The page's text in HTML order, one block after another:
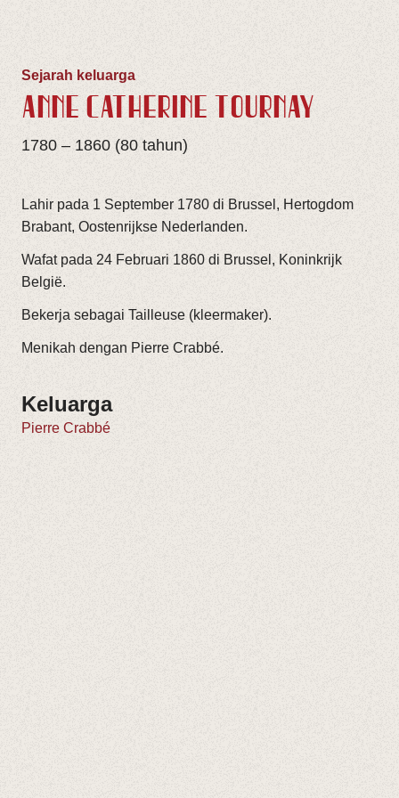
Sejarah keluarga
ANNE CATHÈRINE TOURNAY
1780 – 1860 (80 tahun)
Lahir pada 1 September 1780 di Brussel, Hertogdom
Brabant, Oostenrijkse Nederlanden.
Wafat pada 24 Februari 1860 di Brussel, Koninkrijk
België.
Bekerja sebagai Tailleuse (kleermaker).
Menikah dengan Pierre Crabbé.
Keluarga
Pierre Crabbé